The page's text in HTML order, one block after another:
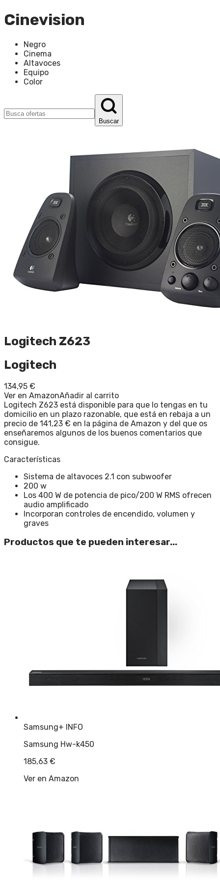
Cinevision
Negro
Cinema
Altavoces
Equipo
Color
Buscar
Logitech Z623
Logitech
134,95 €
Ver en AmazonAñadir al carrito
Logitech Z623 está disponible para que lo tengas en tu
domicilio en un plazo razonable, que está en rebaja a un
precio de 141,23 € en la página de Amazon y del que os
enseñaremos algunos de los buenos comentarios que
consigue.
Características
Sistema de altavoces 2.1 con subwoofer
200 w
Los 400 W de potencia de pico/200 W RMS ofrecen
audio amplificado
Incorporan controles de encendido, volumen y
graves
Productos que te pueden interesar...
Samsung+ INFO
Samsung Hw-k450
185,63 €
Ver en Amazon